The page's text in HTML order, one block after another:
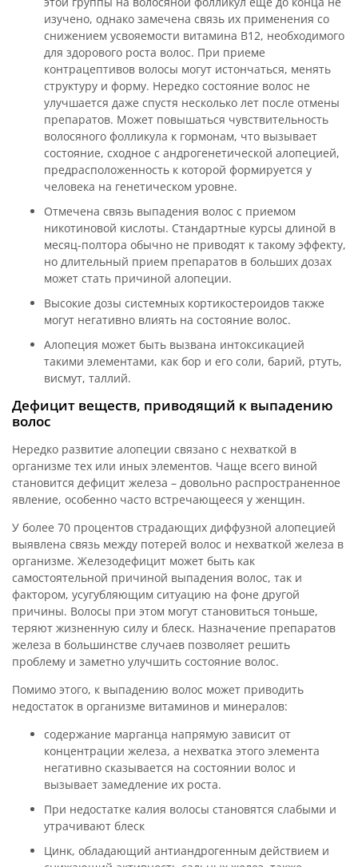
изучено, однако замечена связь их применения со
снижением усвояемости витамина В12, необходимого
для здорового роста волос. При приеме
контрацептивов волосы могут истончаться, менять
структуру и форму. Нередко состояние волос не
улучшается даже спустя несколько лет после отмены
препаратов. Может повышаться чувствительность
волосяного фолликула к гормонам, что вызывает
состояние, сходное с андрогенетической алопецией,
предрасположенность к которой формируется у
человека на генетическом уровне.
Отмечена связь выпадения волос с приемом
никотиновой кислоты. Стандартные курсы длиной в
месяц-полтора обычно не приводят к такому эффекту,
но длительный прием препаратов в больших дозах
может стать причиной алопеции.
Высокие дозы системных кортикостероидов также
могут негативно влиять на состояние волос.
Алопеция может быть вызвана интоксикацией
такими элементами, как бор и его соли, барий, ртуть,
висмут, таллий.
Дефицит веществ, приводящий к выпадению
волос
Нередко развитие алопеции связано с нехваткой в
организме тех или иных элементов. Чаще всего виной
становится дефицит железа – довольно распространенное
явление, особенно часто встречающееся у женщин.
У более 70 процентов страдающих диффузной алопецией
выявлена связь между потерей волос и нехваткой железа в
организме. Железодефицит может быть как
самостоятельной причиной выпадения волос, так и
фактором, усугубляющим ситуацию на фоне другой
причины. Волосы при этом могут становиться тоньше,
теряют жизненную силу и блеск. Назначение препаратов
железа в большинстве случаев позволяет решить
проблему и заметно улучшить состояние волос.
Помимо этого, к выпадению волос может приводить
недостаток в организме витаминов и минералов:
содержание марганца напрямую зависит от
концентрации железа, а нехватка этого элемента
негативно сказывается на состоянии волос и
вызывает замедление их роста.
При недостатке калия волосы становятся слабыми и
утрачивают блеск
Цинк, обладающий антиандрогенным действием и